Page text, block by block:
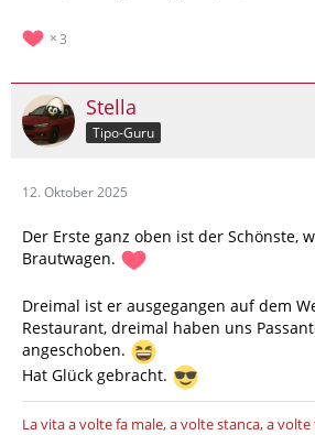
3
Stella
Tipo-Guru
12. Oktober 2025
Der Erste ganz oben ist der Schönste,
Brautwagen.
Dreimal ist er ausgegangen auf dem
Restaurant, dreimal haben uns
angeschoben.
Hat Glück gebracht.
La vita a volte fa male, a volte stanca, a volte